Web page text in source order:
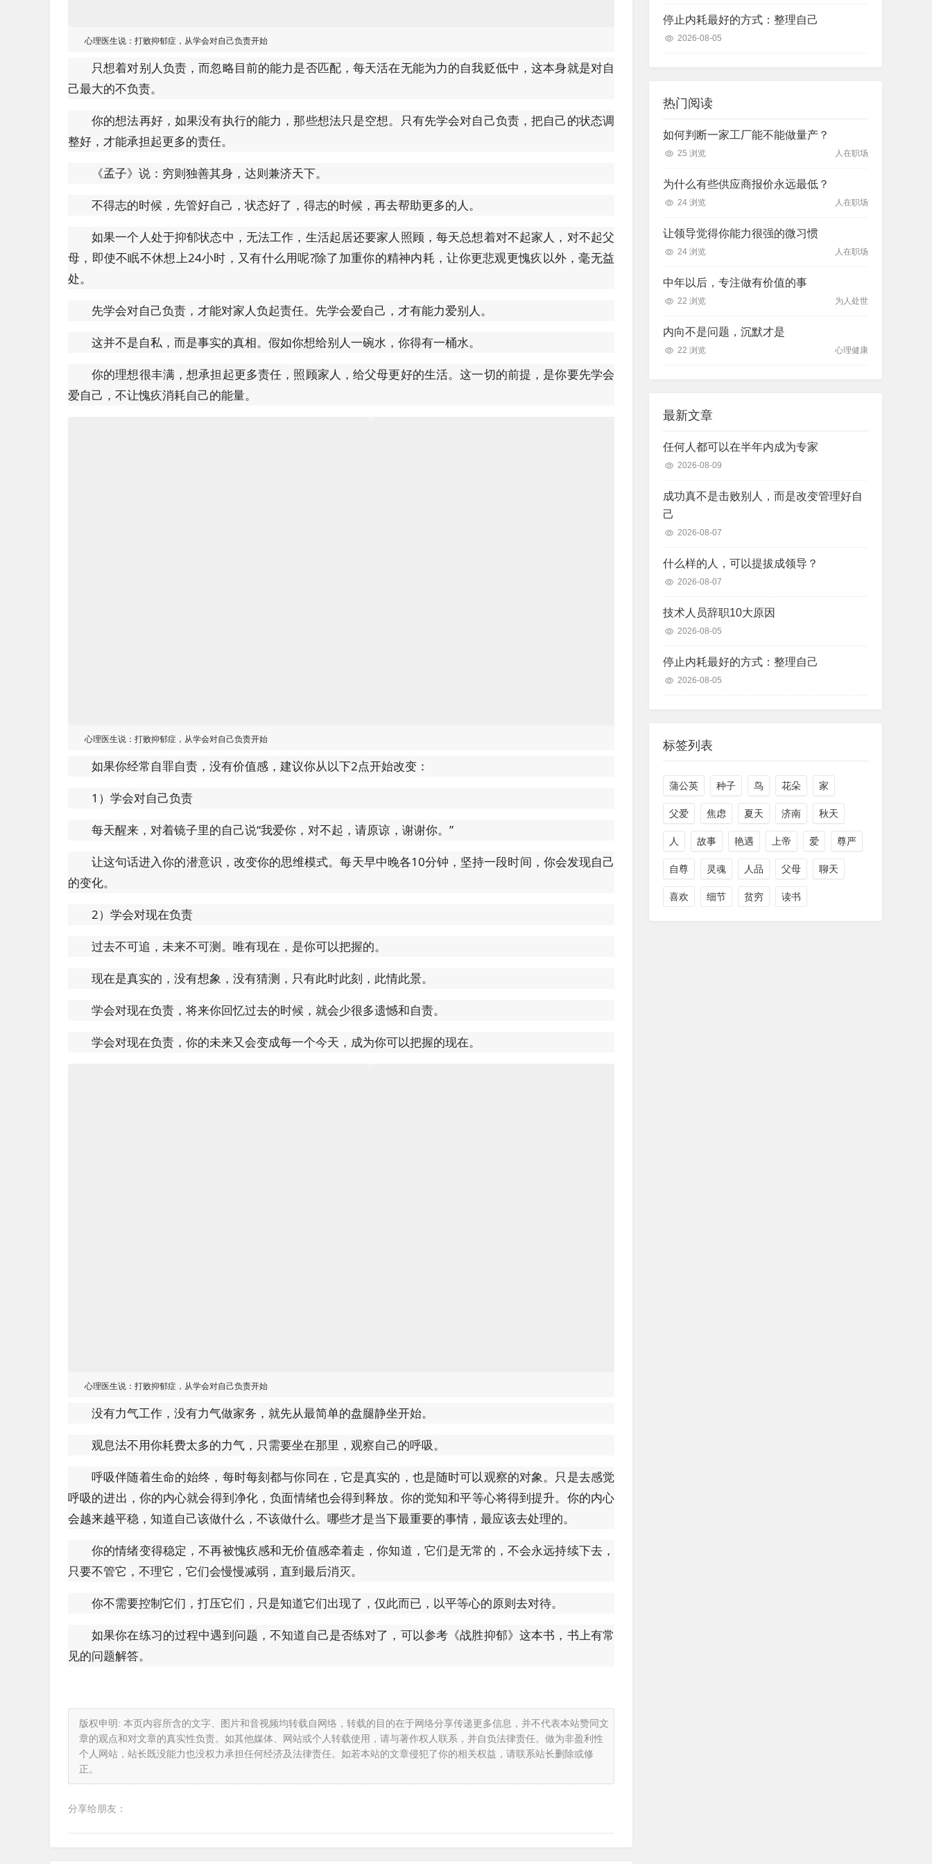
心理医生说：打败抑郁症，从学会对自己负责开始
只想着对别人负责，而忽略目前的能力是否匹配，每天活在无能为力的自我贬低中，这本身就是对自
己最大的不负责。
你的想法再好，如果没有执行的能力，那些想法只是空想。只有先学会对自己负责，把自己的状态调
整好，才能承担起更多的责任。
《孟子》说：穷则独善其身，达则兼济天下。
不得志的时候，先管好自己，状态好了，得志的时候，再去帮助更多的人。
如果一个人处于抑郁状态中，无法工作，生活起居还要家人照顾，每天总想着对不起家人，对不起父
母，即使不眠不休想上24小时，又有什么用呢?除了加重你的精神内耗，让你更悲观更愧疚以外，毫无益
处。
先学会对自己负责，才能对家人负起责任。先学会爱自己，才有能力爱别人。
这并不是自私，而是事实的真相。假如你想给别人一碗水，你得有一桶水。
你的理想很丰满，想承担起更多责任，照顾家人，给父母更好的生活。这一切的前提，是你要先学会
爱自己，不让愧疚消耗自己的能量。
心理医生说：打败抑郁症，从学会对自己负责开始
如果你经常自罪自责，没有价值感，建议你从以下2点开始改变：
1）学会对自己负责
每天醒来，对着镜子里的自己说“我爱你，对不起，请原谅，谢谢你。”
让这句话进入你的潜意识，改变你的思维模式。每天早中晚各10分钟，坚持一段时间，你会发现自己
的变化。
2）学会对现在负责
过去不可追，未来不可测。唯有现在，是你可以把握的。
现在是真实的，没有想象，没有猜测，只有此时此刻，此情此景。
学会对现在负责，将来你回忆过去的时候，就会少很多遗憾和自责。
学会对现在负责，你的未来又会变成每一个今天，成为你可以把握的现在。
心理医生说：打败抑郁症，从学会对自己负责开始
没有力气工作，没有力气做家务，就先从最简单的盘腿静坐开始。
观息法不用你耗费太多的力气，只需要坐在那里，观察自己的呼吸。
呼吸伴随着生命的始终，每时每刻都与你同在，它是真实的，也是随时可以观察的对象。只是去感觉
呼吸的进出，你的内心就会得到净化，负面情绪也会得到释放。你的觉知和平等心将得到提升。你的内心
会越来越平稳，知道自己该做什么，不该做什么。哪些才是当下最重要的事情，最应该去处理的。
你的情绪变得稳定，不再被愧疚感和无价值感牵着走，你知道，它们是无常的，不会永远持续下去，
只要不管它，不理它，它们会慢慢减弱，直到最后消灭。
你不需要控制它们，打压它们，只是知道它们出现了，仅此而已，以平等心的原则去对待。
如果你在练习的过程中遇到问题，不知道自己是否练对了，可以参考《战胜抑郁》这本书，书上有常
见的问题解答。
版权申明: 本页内容所含的文字、图片和音视频均转载自网络，转载的目的在于网络分享传递更多信息，并不代表本站赞同文
章的观点和对文章的真实性负责。如其他媒体、网站或个人转载使用，请与著作权人联系，并自负法律责任。做为非盈利性
个人网站，站长既没能力也没权力承担任何经济及法律责任。如若本站的文章侵犯了你的相关权益，请联系站长删除或修
正。
分享给朋友：
停止内耗最好的方式：整理自己
2026-08-05
热门阅读
如何判断一家工厂能不能做量产？
25 浏览 人在职场
为什么有些供应商报价永远最低？
24 浏览 人在职场
让领导觉得你能力很强的微习惯
24 浏览 人在职场
中年以后，专注做有价值的事
22 浏览 为人处世
内向不是问题，沉默才是
22 浏览 心理健康
最新文章
任何人都可以在半年内成为专家
2026-08-09
成功真不是击败别人，而是改变管理好自
己
2026-08-07
什么样的人，可以提拔成领导？
2026-08-07
技术人员辞职10大原因
2026-08-05
停止内耗最好的方式：整理自己
2026-08-05
标签列表
蒲公英 种子 鸟 花朵 家
父爱 焦虑 夏天 济南 秋天
人 故事 艳遇 上帝 爱 尊严
自尊 灵魂 人品 父母 聊天
喜欢 细节 贫穷 读书